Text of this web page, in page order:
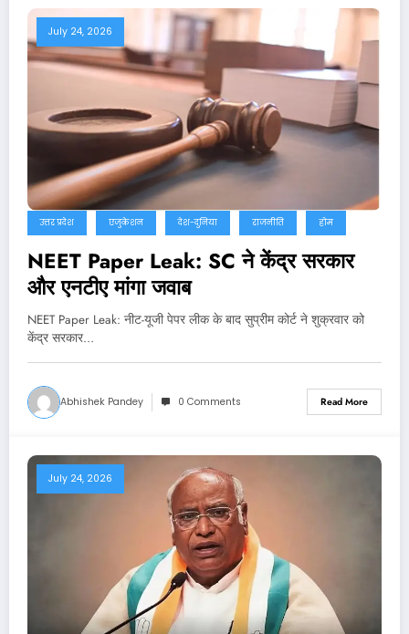
July 24, 2026
उत्तर प्रदेश एजुकेशन देश-दुनिया राजनीति होम
NEET Paper Leak: SC ने केंद्र सरकार
और एनटीए मांगा जवाब
NEET Paper Leak: नीट-यूजी पेपर लीक के बाद सुप्रीम कोर्ट ने शुक्रवार को
केंद्र सरकार…
Abhishek Pandey 0 Comments Read More
July 24, 2026